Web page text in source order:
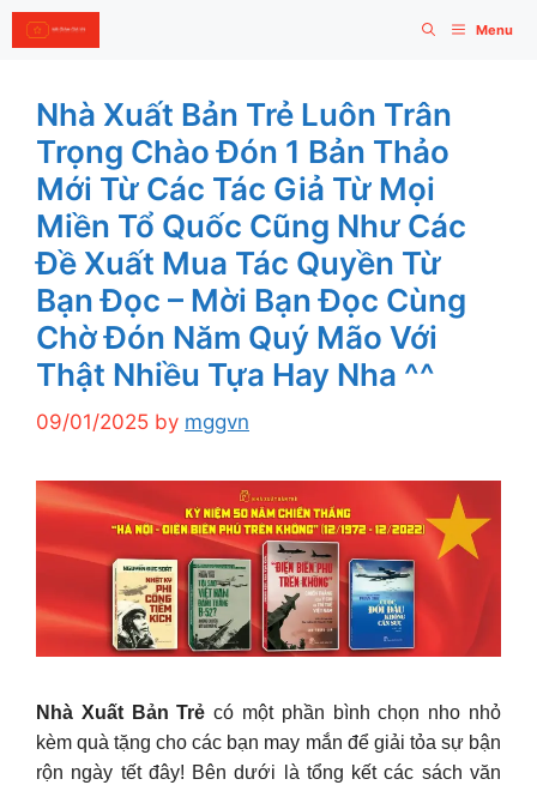
Skip
to
Menu
Nhà Xuất Bản Trẻ Luôn Trân
Trọng Chào Đón 1 Bản Thảo
Mới Từ Các Tác Giả Từ Mọi
Miền Tổ Quốc Cũng Như Các
Đề Xuất Mua Tác Quyền Từ
Bạn Đọc – Mời Bạn Đọc Cùng
Chờ Đón Năm Quý Mão Với
Thật Nhiều Tựa Hay Nha ^^
09/01/2025 by mggvn
Nhà Xuất Bản Trẻcó một phần bình chọn nho nhỏ
kèm quà tặng cho các bạn may mắn để giải tỏa sự bận
rộn ngày tết đây! Bên dưới là tổng kết các sách văn